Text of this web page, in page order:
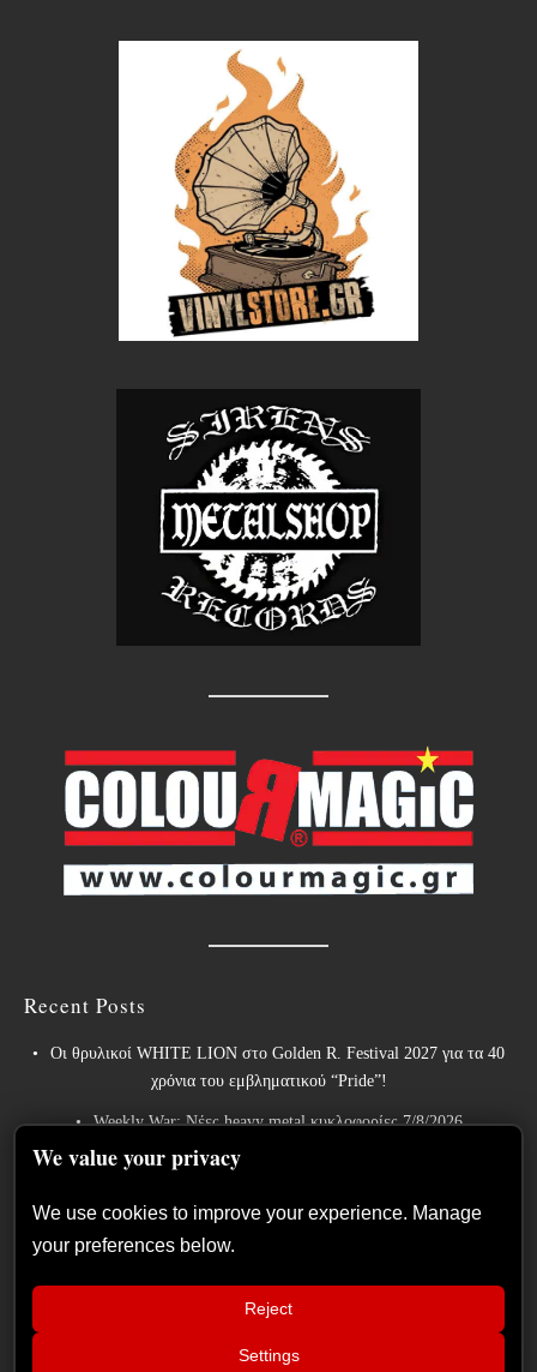
Recent Posts
Οι θρυλικοί WHITE LION στο Golden R. Festival 2027 για τα 40
χρόνια του εμβληματικού “Pride”!
Weekly War: Νέες heavy metal κυκλοφορίες 7/8/2026
Ανταπόκριση: Hills Of Rock 2026, Plovdiv BG – Day 3. Paradise
παρουσιάζουν το ομώνυμο τραγούδι του νέου τους άλμπουμ.
Οι Wayfarer κυκλοφορούν νέο τραγούδι με τη συμμετοχή του David
Eugene Edwards και προαναγγέλλουν το νέο τους στούντιο άλμπουμ.
We value your privacy
We use cookies to improve your experience. Manage
your preferences below.
Reject
Settings